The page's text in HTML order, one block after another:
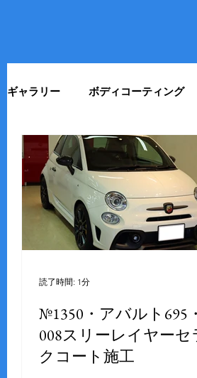
ギャラリー ボディコーティング
ホイールコーティング ウ
幌コーティング アルミノー
№1350・アバルト695
008スリーレイヤーセ
クコート施工
読了時間: 1分